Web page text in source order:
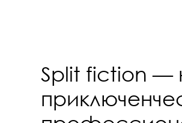
Split fiction —